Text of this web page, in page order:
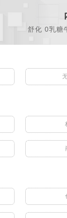
舒化 0乳糖